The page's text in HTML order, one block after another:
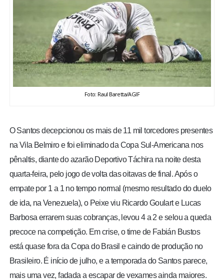
ENTRETENIMENTO
ENQUETE
Foto: Raul Baretta/AGIF
O Santos decepcionou os mais de 11 mil torcedores presentes
na Vila Belmiro e foi eliminado da Copa Sul-Americana nos
pênaltis, diante do azarão Deportivo Táchira na noite desta
quarta-feira, pelo jogo de volta das oitavas de final. Após o
empate por 1 a 1 no tempo normal (mesmo resultado do duelo
de ida, na Venezuela), o Peixe viu Ricardo Goulart e Lucas
Barbosa errarem suas cobranças, levou 4 a 2 e selou a queda
precoce na competição. Em crise, o time de Fabián Bustos
está quase fora da Copa do Brasil e caindo de produção no
Brasileiro. É início de julho, e a temporada do Santos parece,
mais uma vez, fadada a escapar de vexames ainda maiores.